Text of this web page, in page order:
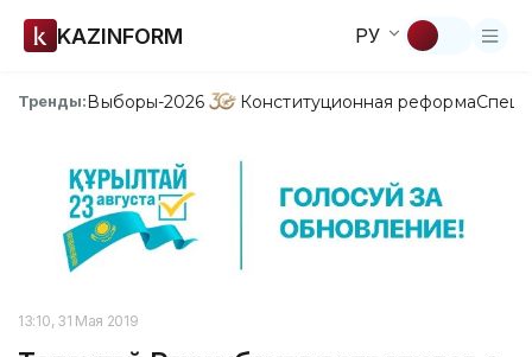
KAZINFORM РУ
Тренды:Выборы-2026 Конституционная реформа
13:10, 31 Мая 2019